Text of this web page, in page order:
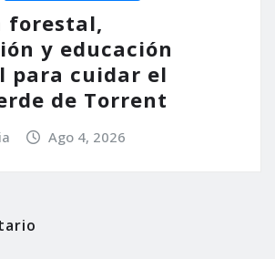
forestal,
y educación
para cuidar el
de Torrent
Ago 4, 2026